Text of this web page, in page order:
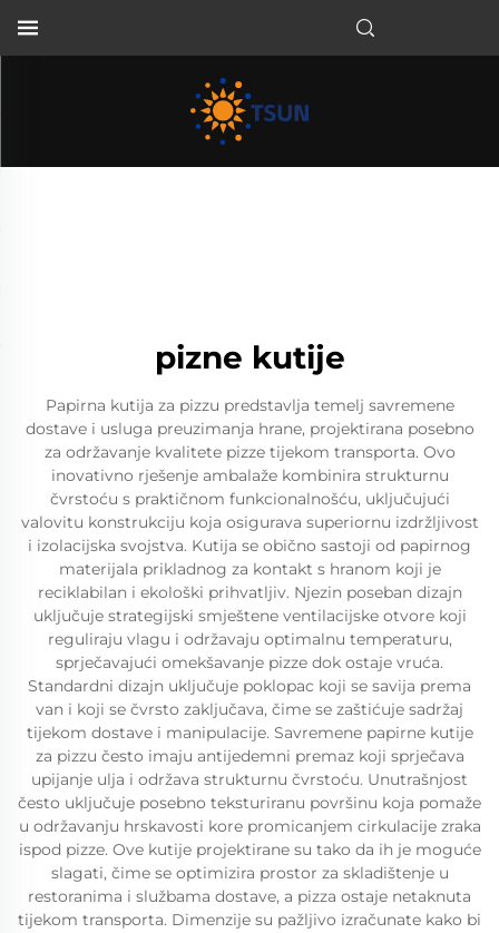
pizne kutije
Papirna kutija za pizzu predstavlja temelj savremene
dostave i usluga preuzimanja hrane, projektirana posebno
za održavanje kvalitete pizze tijekom transporta. Ovo
inovativno rješenje ambalaže kombinira strukturnu
čvrstoću s praktičnom funkcionalnošću, uključujući
valovitu konstrukciju koja osigurava superiornu izdržljivost
i izolacijska svojstva. Kutija se obično sastoji od papirnog
materijala prikladnog za kontakt s hranom koji je
reciklabilan i ekološki prihvatljiv. Njezin poseban dizajn
uključuje strategijski smještene ventilacijske otvore koji
reguliraju vlagu i održavaju optimalnu temperaturu,
sprječavajući omekšavanje pizze dok ostaje vruća.
Standardni dizajn uključuje poklopac koji se savija prema
van i koji se čvrsto zaključava, čime se zaštićuje sadržaj
tijekom dostave i manipulacije. Savremene papirne kutije
za pizzu često imaju antijedemni premaz koji sprječava
upijanje ulja i održava strukturnu čvrstoću. Unutrašnjost
često uključuje posebno teksturiranu površinu koja pomaže
u održavanju hrskavosti kore promicanjem cirkulacije zraka
ispod pizze. Ove kutije projektirane su tako da ih je moguće
slagati, čime se optimizira prostor za skladištenje u
restoranima i službama dostave, a pizza ostaje netaknuta
tijekom transporta. Dimenzije su pažljivo izračunate kako bi